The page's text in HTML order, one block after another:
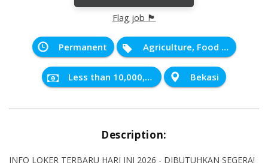
Flag job 🏴
Permanent Agriculture, Food and Natural Resources
Less than 10,000,000 IDR Bekasi
Description:
INFO LOKER TERBARU HARI INI 2026 - DIBUTUHKAN SEGERA!